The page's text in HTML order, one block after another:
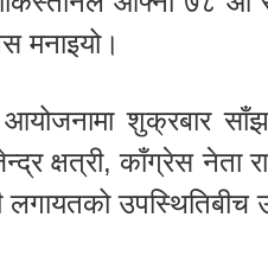
मनाइयो।
आयोजनामा शुक्रबार साँझ
क्षत्री, काँग्रेस नेता
लगायतको उपस्थितिबीच